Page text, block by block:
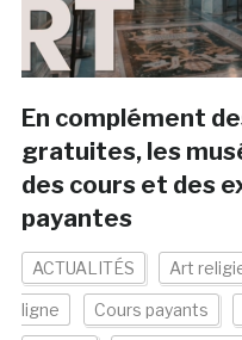
En complément
gratuites, les
des cours et des
payantes
ACTUALITÉS Art
ligne Cours payants